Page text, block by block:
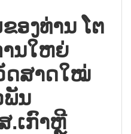
ອງທ່ານ ໂຕ
ານໃຫຍ່
ດສາດໃໝ່
ນ
.ເກົາຫຼີ